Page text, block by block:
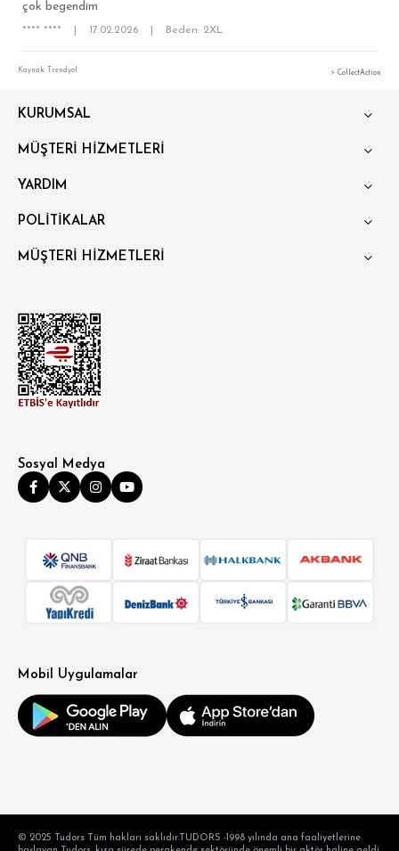
RELAX FİT
çok begendim
**** **** 17.02.2026 Beden: 2XL
Kaynak: Trendyol ⚡ CollectAction
KURUMSAL
MÜŞTERİ HİZMETLERİ
YARDIM
POLİTİKALAR
MÜŞTERİ HİZMETLERİ
Sosyal Medya
Mobil Uygulamalar
© 2025 Tudors Tüm hakları saklıdır.TUDORS -1998 yılında ana faaliyetlerine